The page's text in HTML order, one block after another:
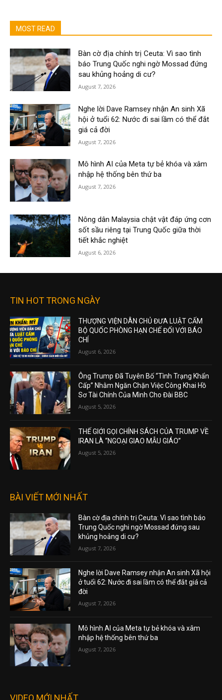
MOST READ
Bàn cờ địa chính trị Ceuta: Vì sao tình
báo Trung Quốc nghi ngờ Mossad đứng
sau khủng hoảng di cư?
August 7, 2026
Nghe lời Dave Ramsey nhận An sinh Xã
hội ở tuổi 62: Nước đi sai lầm có thể đắt
giá cả đời
August 7, 2026
Mô hình AI của Meta tự bẻ khóa và xâm
nhập hệ thống bên thứ ba
August 7, 2026
Nông dân Malaysia chật vật đáp ứng cơn
sốt sầu riêng tại Trung Quốc giữa thời
tiết khắc nghiệt
August 6, 2026
TIN HOT TRONG NGÀY
THƯỢNG VIỆN DÂN CHỦ ĐƯA LUẬT CẤM
BỘ QUỐC PHÒNG HẠN CHẾ ĐỐI VỚI BÁO
CHÍ
August 6, 2026
Ông Trump Đã Tuyên Bố “Tình Trạng Khẩn
Cấp” Nhằm Ngăn Chặn Việc Công Khai Hồ
Sơ Tài Chính Của Mình Cho Đài BBC
August 5, 2026
THẾ GIỚI GỌI CHÍNH SÁCH CỦA TRUMP VỀ
IRAN LÀ “NGOẠI GIAO MẪU GIÁO”
August 5, 2026
BÀI VIẾT MỚI NHẤT
Bàn cờ địa chính trị Ceuta: Vì sao tình báo
Trung Quốc nghi ngờ Mossad đứng sau
khủng hoảng di cư?
August 7, 2026
Nghe lời Dave Ramsey nhận An sinh Xã hội
ở tuổi 62: Nước đi sai lầm có thể đắt giá cả
đời
August 7, 2026
Mô hình AI của Meta tự bẻ khóa và xâm
nhập hệ thống bên thứ ba
August 7, 2026
VIDEO MỚI NHẤT